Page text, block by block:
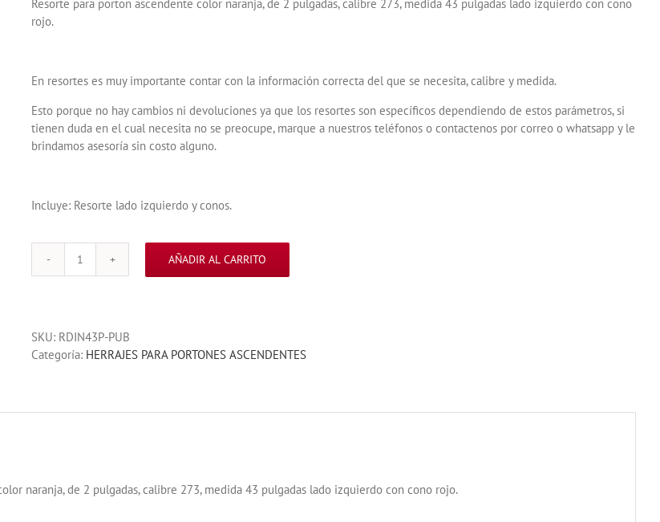
Resorte para porton ascendente color naranja, de 2 pulgadas, calibre 273, medida 43 pulgadas lado izquierdo con cono
rojo.
En resortes es muy importante contar con la información correcta del que se necesita, calibre y medida.
Esto porque no hay cambios ni devoluciones ya que los resortes son específicos dependiendo de estos parámetros, si
tienen duda en el cual necesita no se preocupe, marque a nuestros teléfonos o contactenos por correo o whatsapp y le
brindamos asesoría sin costo alguno.
Incluye: Resorte lado izquierdo y conos.
RESORTE
NARANJA
CALIBRE
AÑADIR AL CARRITO
SKU: RDIN43P-PUB
Categoría: HERRAJES PARA PORTONES ASCENDENTES
naranja, de 2 pulgadas, calibre 273, medida 43 pulgadas lado izquierdo con cono rojo.